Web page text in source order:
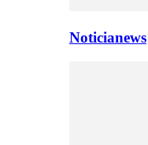
Noticianews